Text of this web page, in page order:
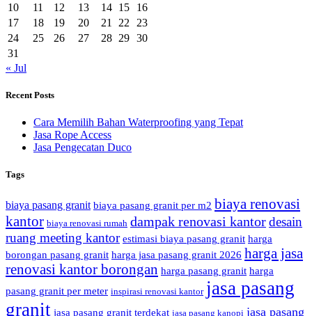
10
11 12 13 14 15
16
17
18 19 20 21 22
23
24
25 26 27 28 29 30
31
« Jul
Recent Posts
Cara Memilih Bahan Waterproofing yang Tepat
Jasa Rope Access
Jasa Pengecatan Duco
Tags
biaya pasang granit biaya pasang granit per m2 biaya renovasi
kantor biaya renovasi rumah dampak renovasi kantordesain
ruang meeting kantor estimasi biaya pasang granit harga
borongan pasang granit harga jasa pasang granit 2026 harga jasa
renovasi kantor borongan harga pasang granit harga
pasang granit per meter inspirasi renovasi kantor jasa pasang
granit jasa pasang granit terdekat jasa pasang kanopi jasa pasang